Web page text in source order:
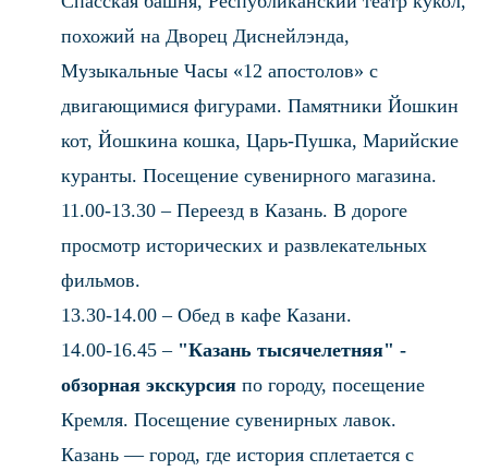
похожий на Дворец Диснейлэнда,
Музыкальные Часы «12 апостолов» с
двигающимися фигурами. Памятники Йошкин
кот, Йошкина кошка, Царь-Пушка, Марийские
куранты. Посещение сувенирного магазина.
11.00-13.30 – Переезд в Казань. В дороге
просмотр исторических и развлекательных
фильмов.
13.30-14.00 – Обед в кафе Казани.
14.00-16.45 – "Казань тысячелетняя" -
обзорная экскурсия по городу, посещение
Кремля. Посещение сувенирных лавок.
Казань — город, где история сплетается с